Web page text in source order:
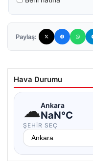
Paylaş:
Hava Durumu
☁Ankara
NaN°C
ŞEHIR SEÇ